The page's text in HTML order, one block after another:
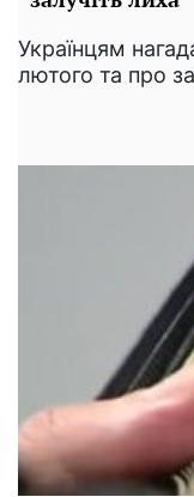
Українцям
лютого та про